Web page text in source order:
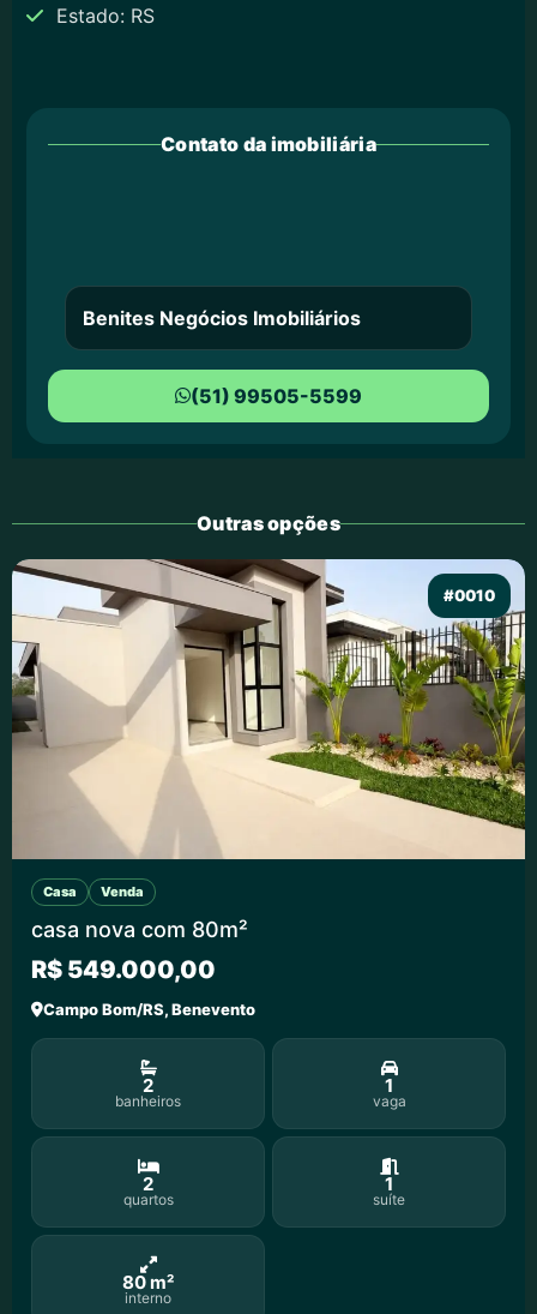
Estado: RS
Contato da imobiliária
Benites Negócios Imobiliários
(51) 99505-5599
Outras opções
#0010
Casa Venda
casa nova com 80m²
R$ 549.000,00
Campo Bom/RS, Benevento
2
banheiros
1
vaga
2
quartos
1
suíte
80 m²
interno